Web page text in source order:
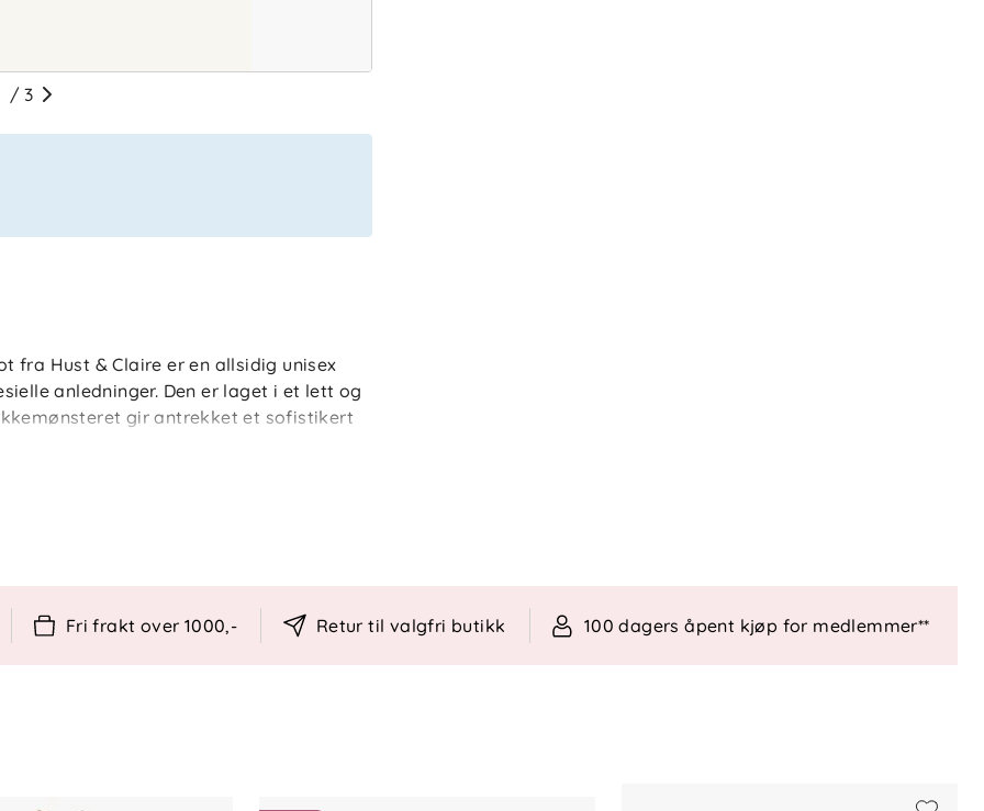
/ 3
fra Hust & Claire er en allsidig unisex
anledninger. Den er laget i et lett og
gir antrekket et sofistikert
– HCMill Dot fra Hust & Claire.
Fri frakt over 1000,- Retur til valgfri butikk 100 dagers åpent kjøp for medlemmer**